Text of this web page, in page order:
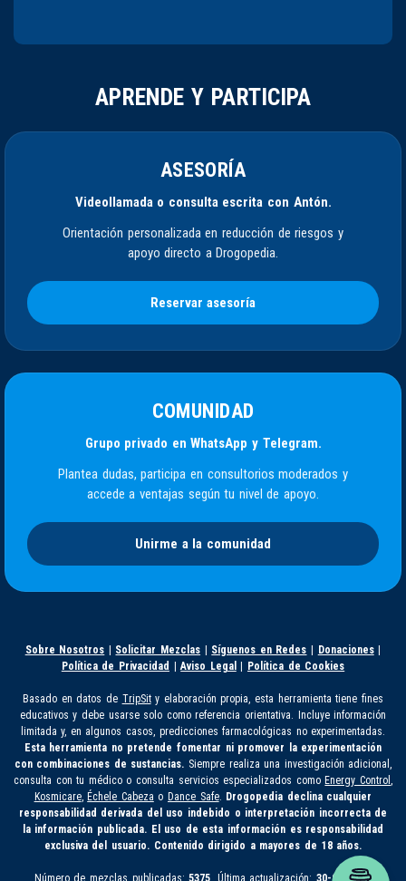
APRENDE Y PARTICIPA
ASESORÍA
Videollamada o consulta escrita con Antón.
Orientación personalizada en reducción de riesgos y
apoyo directo a Drogopedia.
Reservar asesoría
COMUNIDAD
Grupo privado en WhatsApp y Telegram.
Plantea dudas, participa en consultorios moderados y
accede a ventajas según tu nivel de apoyo.
Unirme a la comunidad
Sobre Nosotros Solicitar Mezclas Síguenos en Redes Donaciones|
Política de Privacidad
|Aviso Legal Política de Cookies
Basado en datos de TripSity elaboración propia, esta herramienta tiene fines
educativos y debe usarse solo como referencia orientativa. Incluye información
limitada y, en algunos casos, predicciones farmacológicas no experimentadas.
Esta herramienta no pretende fomentar ni promover la experimentación
con combinaciones de sustancias. Siempre realiza una investigación adicional,
consulta con tu médico o consulta servicios especializados como Energy Control,
Kosmicare, Échele Cabeza o Dance Safe. Drogopedia declina cualquier
responsabilidad derivada del uso indebido o interpretación incorrecta de
la información publicada. El uso de esta información es responsabilidad
exclusiva del usuario. Contenido dirigido a mayores de 18 años.
Número de mezclas publicadas: 5375 . Última actualización:30-07-2026.